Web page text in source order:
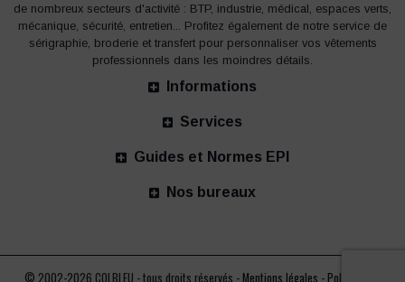
de nombreux secteurs d'activité : BTP, industrie, médical, espaces verts,
mécanique, sécurité, entretien... Profitez également de notre service de
sérigraphie, broderie et transfert pour personnaliser vos vêtements
professionnels dans les moindres détails.
Informations
Services
Guides et Normes EPI
Nos bureaux
© 2002-2026 COLBLEU - tous droits réservés - Mentions légales - Politique de